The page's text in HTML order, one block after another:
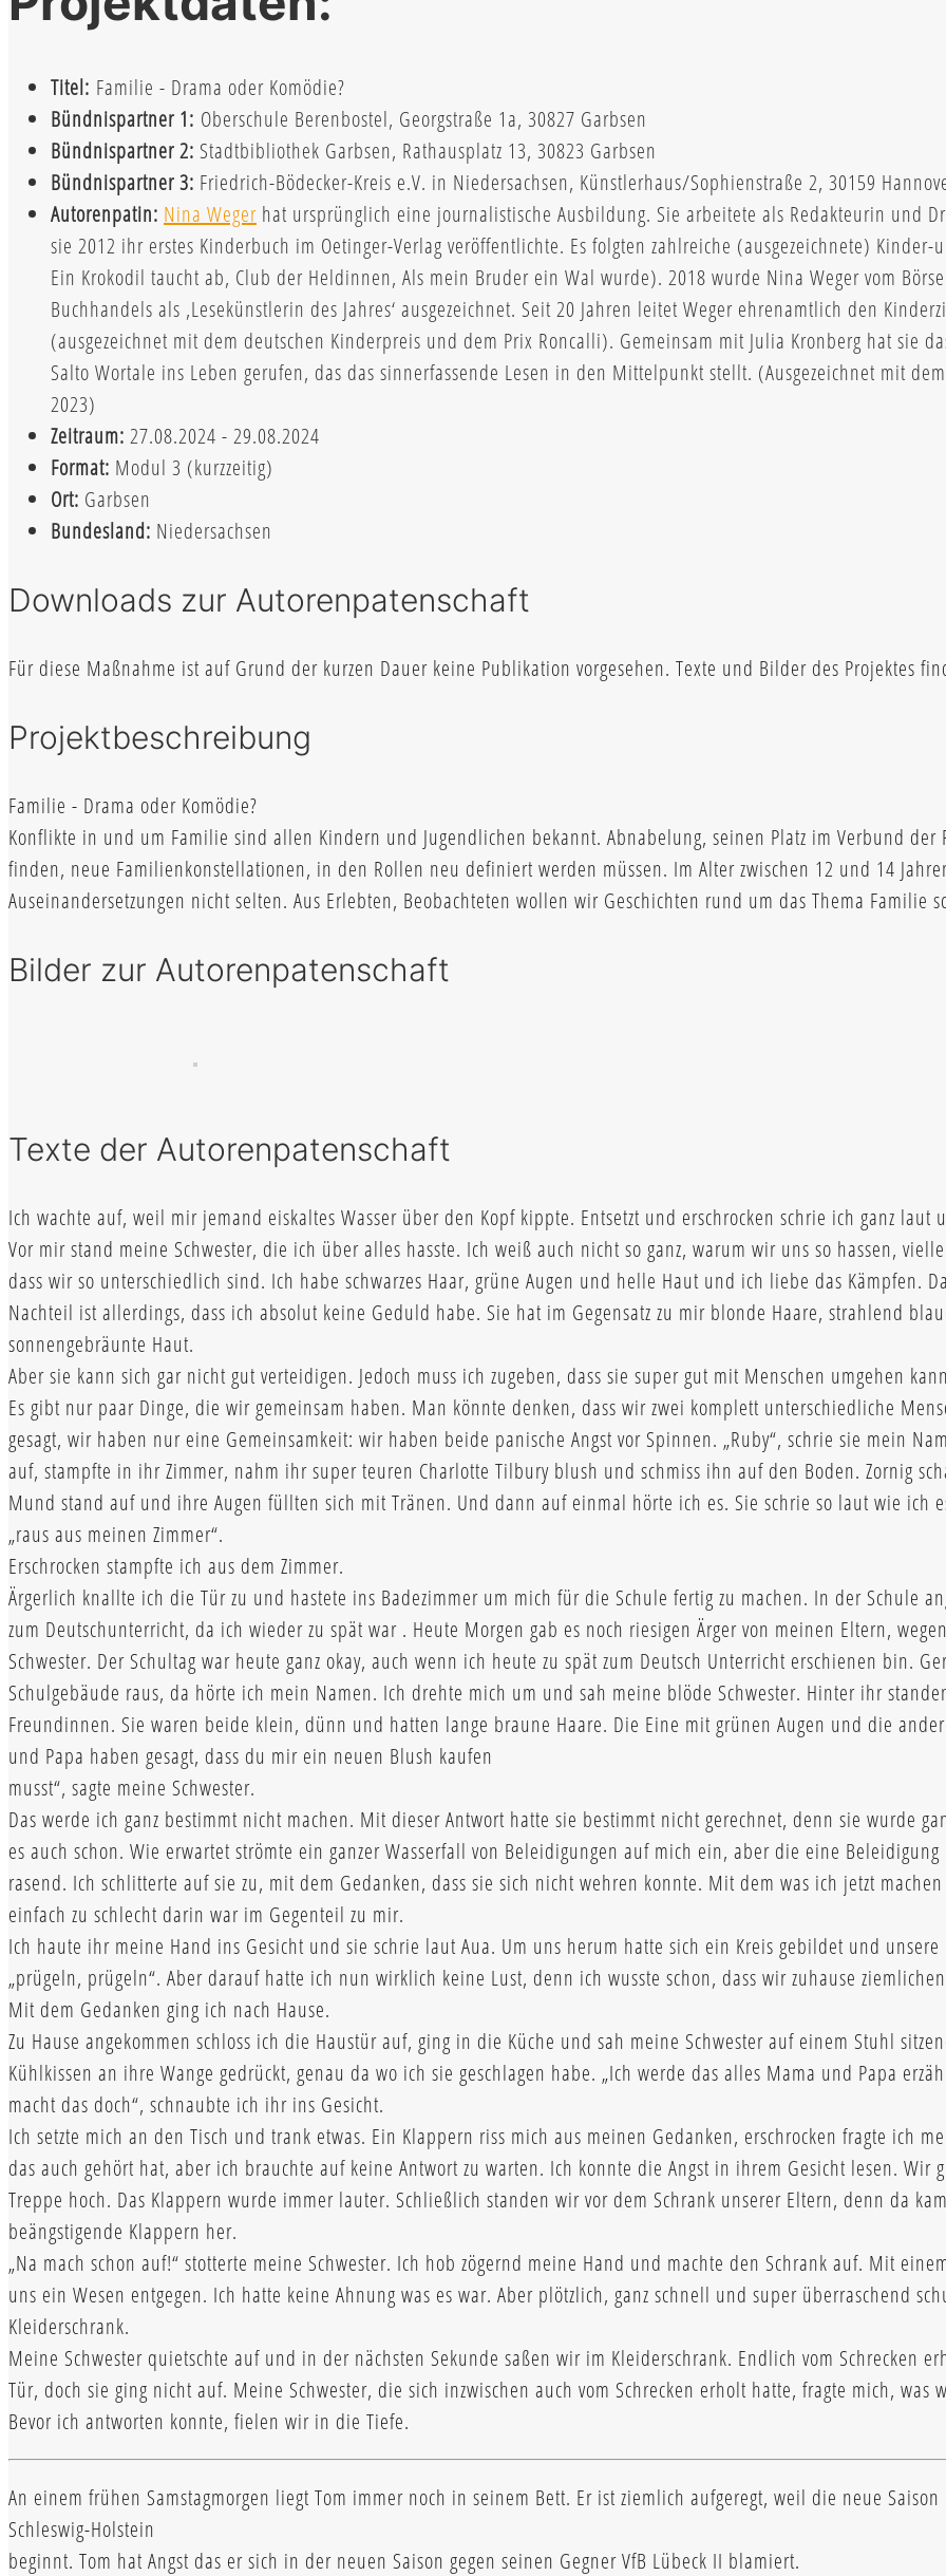
Titel: Familie - Drama oder Komödie?
Bündnispartner 1: Oberschule Berenbostel, Georgstraße 1a, 30827 Garbsen
Bündnispartner 2: Stadtbibliothek Garbsen, Rathausplatz 13, 30823 Garbsen
Bündnispartner 3: Friedrich-Bödecker-Kreis e.V. in Niedersachsen, Künstlerhaus/Sophienstraße 2, 30159
Autorenpatin: Nina Weger hat ursprünglich eine journalistische Ausbildung. Sie arbeitete als Redakteurin und
sie 2012 ihr erstes Kinderbuch im Oetinger-Verlag veröffentlichte. Es folgten zahlreiche (ausgezeichnete)
Ein Krokodil taucht ab, Club der Heldinnen, Als mein Bruder ein Wal wurde). 2018 wurde Nina Weger vom
Buchhandels als ‚Lesekünstlerin des Jahres‘ ausgezeichnet. Seit 20 Jahren leitet Weger ehrenamtlich den
(ausgezeichnet mit dem deutschen Kinderpreis und dem Prix Roncalli). Gemeinsam mit Julia Kronberg hat sie
Salto Wortale ins Leben gerufen, das das sinnerfassende Lesen in den Mittelpunkt stellt. (Ausgezeichnet mit
2023)
Zeitraum: 27.08.2024 - 29.08.2024
Format: Modul 3 (kurzzeitig)
Ort: Garbsen
Bundesland: Niedersachsen
Downloads zur Autorenpatenschaft
Für diese Maßnahme ist auf Grund der kurzen Dauer keine Publikation vorgesehen. Texte und Bilder des Projektes
Projektbeschreibung
Familie - Drama oder Komödie?
Konflikte in und um Familie sind allen Kindern und Jugendlichen bekannt. Abnabelung, seinen Platz im Verbund
finden, neue Familienkonstellationen, in den Rollen neu definiert werden müssen. Im Alter zwischen 12 und 14
Auseinandersetzungen nicht selten. Aus Erlebten, Beobachteten wollen wir Geschichten rund um das Thema Familie
Bilder zur Autorenpatenschaft
Texte der Autorenpatenschaft
Ich wachte auf, weil mir jemand eiskaltes Wasser über den Kopf kippte. Entsetzt und erschrocken schrie ich ganz laut
Vor mir stand meine Schwester, die ich über alles hasste. Ich weiß auch nicht so ganz, warum wir uns so hassen,
dass wir so unterschiedlich sind. Ich habe schwarzes Haar, grüne Augen und helle Haut und ich liebe das Kämpfen.
Nachteil ist allerdings, dass ich absolut keine Geduld habe. Sie hat im Gegensatz zu mir blonde Haare, strahlend
sonnengebräunte Haut.
Aber sie kann sich gar nicht gut verteidigen. Jedoch muss ich zugeben, dass sie super gut mit Menschen umgehen
Es gibt nur paar Dinge, die wir gemeinsam haben. Man könnte denken, dass wir zwei komplett unterschiedliche
gesagt, wir haben nur eine Gemeinsamkeit: wir haben beide panische Angst vor Spinnen. „Ruby“, schrie sie mein
auf, stampfte in ihr Zimmer, nahm ihr super teuren Charlotte Tilbury blush und schmiss ihn auf den Boden. Zornig
Mund stand auf und ihre Augen füllten sich mit Tränen. Und dann auf einmal hörte ich es. Sie schrie so laut wie ich
„raus aus meinen Zimmer“.
Erschrocken stampfte ich aus dem Zimmer.
Ärgerlich knallte ich die Tür zu und hastete ins Badezimmer um mich für die Schule fertig zu machen. In der Schule
zum Deutschunterricht, da ich wieder zu spät war . Heute Morgen gab es noch riesigen Ärger von meinen Eltern,
Schwester. Der Schultag war heute ganz okay, auch wenn ich heute zu spät zum Deutsch Unterricht erschienen bin.
Schulgebäude raus, da hörte ich mein Namen. Ich drehte mich um und sah meine blöde Schwester. Hinter ihr
Freundinnen. Sie waren beide klein, dünn und hatten lange braune Haare. Die Eine mit grünen Augen und die
und Papa haben gesagt, dass du mir ein neuen Blush kaufen
musst“, sagte meine Schwester.
Das werde ich ganz bestimmt nicht machen. Mit dieser Antwort hatte sie bestimmt nicht gerechnet, denn sie wurde
es auch schon. Wie erwartet strömte ein ganzer Wasserfall von Beleidigungen auf mich ein, aber die eine Beleidigung
rasend. Ich schlitterte auf sie zu, mit dem Gedanken, dass sie sich nicht wehren konnte. Mit dem was ich jetzt
einfach zu schlecht darin war im Gegenteil zu mir.
Ich haute ihr meine Hand ins Gesicht und sie schrie laut Aua. Um uns herum hatte sich ein Kreis gebildet und
„prügeln, prügeln“. Aber darauf hatte ich nun wirklich keine Lust, denn ich wusste schon, dass wir zuhause
Mit dem Gedanken ging ich nach Hause.
Zu Hause angekommen schloss ich die Haustür auf, ging in die Küche und sah meine Schwester auf einem Stuhl
Kühlkissen an ihre Wange gedrückt, genau da wo ich sie geschlagen habe. „Ich werde das alles Mama und Papa
macht das doch“, schnaubte ich ihr ins Gesicht.
Ich setzte mich an den Tisch und trank etwas. Ein Klappern riss mich aus meinen Gedanken, erschrocken fragte ich
das auch gehört hat, aber ich brauchte auf keine Antwort zu warten. Ich konnte die Angst in ihrem Gesicht lesen. Wir
Treppe hoch. Das Klappern wurde immer lauter. Schließlich standen wir vor dem Schrank unserer Eltern, denn da
beängstigende Klappern her.
„Na mach schon auf!“ stotterte meine Schwester. Ich hob zögernd meine Hand und machte den Schrank auf. Mit
uns ein Wesen entgegen. Ich hatte keine Ahnung was es war. Aber plötzlich, ganz schnell und super überraschend
Kleiderschrank.
Meine Schwester quietschte auf und in der nächsten Sekunde saßen wir im Kleiderschrank. Endlich vom Schrecken
Tür, doch sie ging nicht auf. Meine Schwester, die sich inzwischen auch vom Schrecken erholt hatte, fragte mich, was
Bevor ich antworten konnte, fielen wir in die Tiefe.
An einem frühen Samstagmorgen liegt Tom immer noch in seinem Bett. Er ist ziemlich aufgeregt, weil die neue
Schleswig-Holstein
beginnt. Tom hat Angst das er sich in der neuen Saison gegen seinen Gegner VfB Lübeck II blamiert.